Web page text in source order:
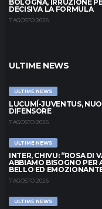
BOLOGNA, IRRUZIONE
DECISIVA LA FORMULA
7 AGOSTO 2026
ULTIME NEWS
ULTIME NEWS
LUCUMÍ-JUVENTUS,
DIFENSORE
7 AGOSTO 2026
ULTIME NEWS
INTER, CHIVU: “ROSA DI
ABBIAMO BISOGNO PER
BELLO ED
7 AGOSTO 2026
ULTIME NEWS